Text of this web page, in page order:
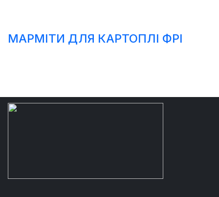
МАРМІТИ ДЛЯ КАРТОПЛІ ФРІ